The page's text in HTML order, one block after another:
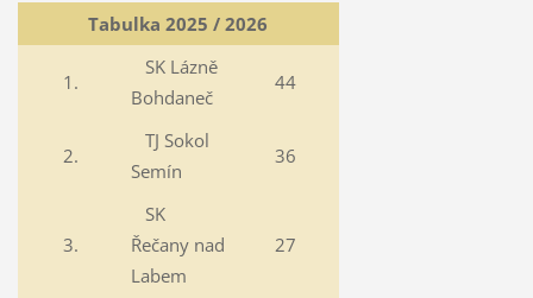
Tabulka 2025 / 2026
1.
SK Lázně
Bohdaneč
44
2.
TJ Sokol
Semín
36
3.
SK
Řečany nad
Labem
27